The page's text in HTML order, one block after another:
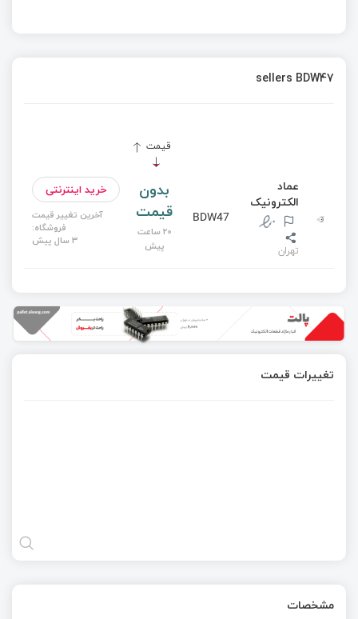
sellers BDW47
قیمت
عماد
الکترونیک
تهران
BDW47
بدون
قیمت
20 ساعت
پیش
خرید اینترنتی
آخرین تغییر قیمت
فروشگاه:
3 سال پیش
تغییرات قیمت
مشخصات